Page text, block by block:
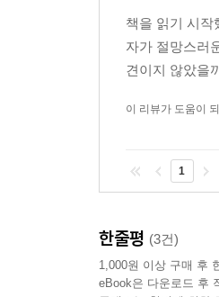
책을 읽기 시작
자가 절망스러
견이지 않았을
이 리뷰가 도움이
1
한줄평 (3건)
1,000원 이상 구매 후
eBook은 다운로드 후